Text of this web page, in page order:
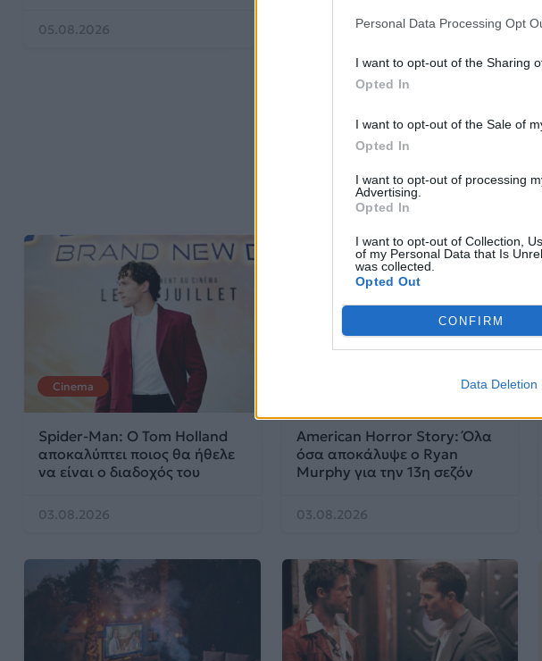
Personal Data Processing Opt
I want to opt-out of the Sharing
Opted In
I want to opt-out of the Sale of
Opted In
I want to opt-out of processing
Advertising.
Opted In
I want to opt-out of Collection,
of my Personal Data that Is
was collected.
Opted Out
CONFIRM
Data Deletion
05.08.2026 04.08.2026
Cinema
Spider-Man: Ο Tom Holland
αποκαλύπτει ποιος θα ήθελε
να είναι ο διαδοχός του
03.08.2026
American Horror Story: Όλα
όσα αποκάλυψε ο Ryan
Murphy για την 13η σεζόν
03.08.2026